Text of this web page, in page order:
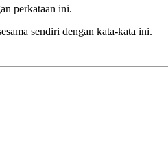
perkataan ini.
sendiri dengan kata-kata ini.